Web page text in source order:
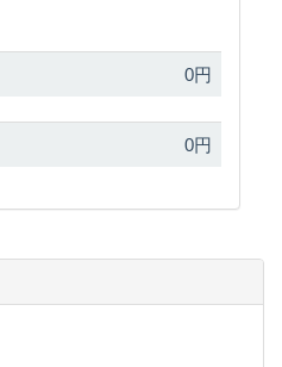
0円
0円